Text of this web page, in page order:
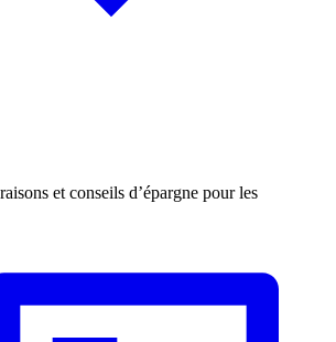
et conseils d’épargne pour les